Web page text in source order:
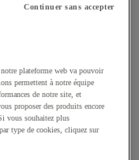
Continuer sans accepter
plateforme web va pouvoir
permettent à notre équipe
de notre site, et
proposer des produits encore
vous souhaitez plus
type de cookies, cliquez sur